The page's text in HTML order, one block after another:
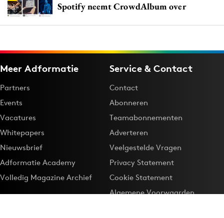
Spotify neemt CrowdAlbum over
Meer Adformatie
Partners
Events
Vacatures
Whitepapers
Nieuwsbrief
Adformatie Academy
Volledig Magazine Archief
Service & Contact
Contact
Abonneren
Teamabonnementen
Adverteren
Veelgestelde Vragen
Privacy Statement
Cookie Statement
Algemene Voorwaarden